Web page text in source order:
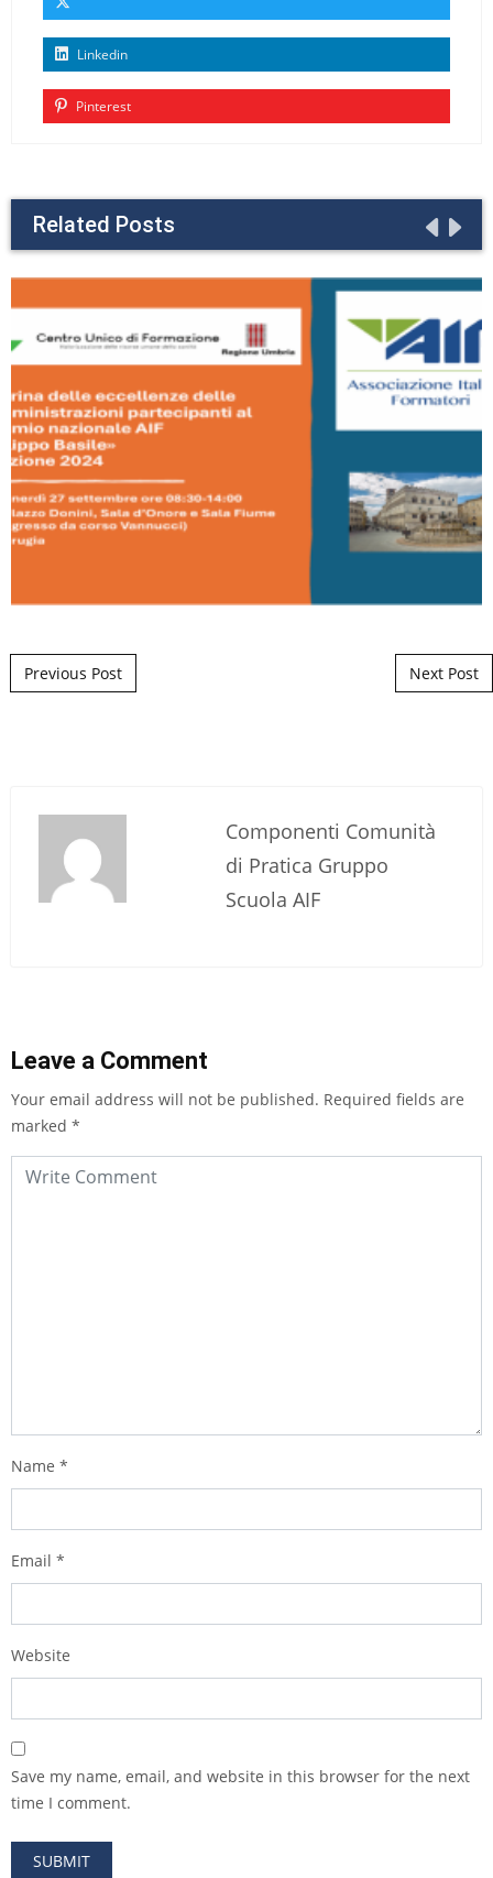
Linkedin
Pinterest
Related Posts
Post navigation
Previous Post Next Post
Componenti Comunità
di Pratica Gruppo
Scuola AIF
Leave a Comment
Your email address will not be published. Required fields are
marked *
Name *
Email *
Website
Save my name, email, and website in this browser for the next
time I comment.